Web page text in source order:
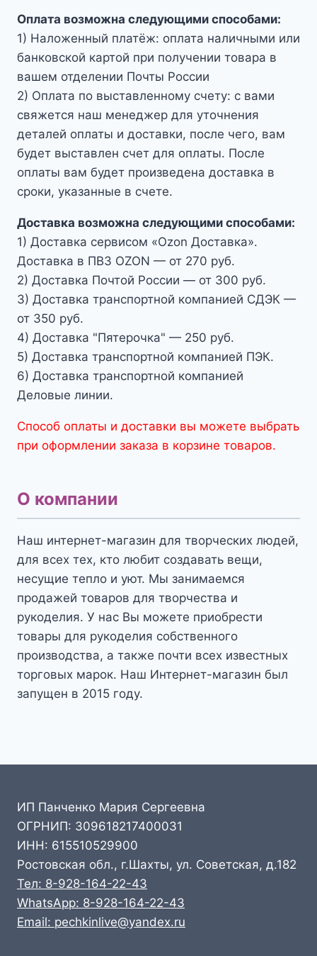
Оплата возможна следующими способами:
1) Наложенный платёж: оплата наличными или
банковской картой при получении товара в
вашем отделении Почты России
2) Оплата по выставленному счету: с вами
свяжется наш менеджер для уточнения
деталей оплаты и доставки, после чего, вам
будет выставлен счет для оплаты. После
оплаты вам будет произведена доставка в
сроки, указанные в счете.
Доставка возможна следующими способами:
1) Доставка сервисом «Ozon Доставка».
Доставка в ПВЗ OZON — от 270 руб.
2) Доставка Почтой России — от 300 руб.
3) Доставка транспортной компанией СДЭК —
от 350 руб.
4) Доставка "Пятерочка" — 250 руб.
5) Доставка транспортной компанией ПЭК.
6) Доставка транспортной компанией
Деловые линии.
Способ оплаты и доставки вы можете выбрать
при оформлении заказа в корзине товаров.
О компании
Наш интернет-магазин для творческих людей,
для всех тех, кто любит создавать вещи,
несущие тепло и уют. Мы занимаемся
продажей товаров для творчества и
рукоделия. У нас Вы можете приобрести
товары для рукоделия собственного
производства, а также почти всех известных
торговых марок. Наш Интернет-магазин был
запущен в 2015 году.
ИП Панченко Мария Сергеевна
ОГРНИП: 309618217400031
ИНН: 615510529900
Ростовская обл., г.Шахты, ул. Советская, д.182
Тел: 8-928-164-22-43
WhatsApp: 8-928-164-22-43
Email: pechkinlive@yandex.ru